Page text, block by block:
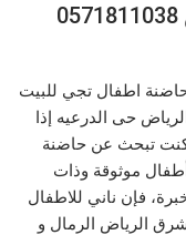
اطفال تجي للبيت
حى الدرعيه إذا
تبحث عن حاضنة
موثوقة وذات
فإن ناني للاطفال
الرياض الرمال و